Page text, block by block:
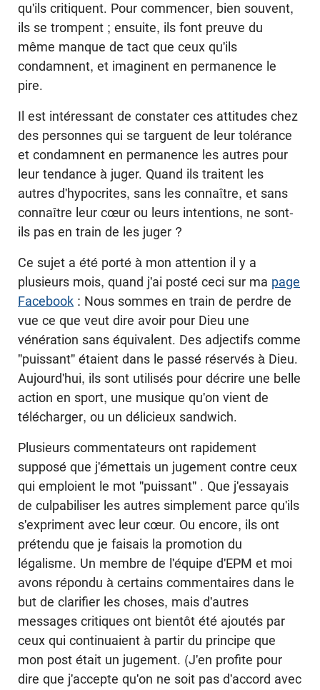
qu'ils critiquent. Pour commencer, bien souvent,
ils se trompent ; ensuite, ils font preuve du
même manque de tact que ceux qu'ils
condamnent, et imaginent en permanence le
pire.
Il est intéressant de constater ces attitudes chez
des personnes qui se targuent de leur tolérance
et condamnent en permanence les autres pour
leur tendance à juger. Quand ils traitent les
autres d'hypocrites, sans les connaître, et sans
connaître leur cœur ou leurs intentions, ne sont-
ils pas en train de les juger ?
Ce sujet a été porté à mon attention il y a
plusieurs mois, quand j'ai posté ceci sur ma page
Facebook : Nous sommes en train de perdre de
vue ce que veut dire avoir pour Dieu une
vénération sans équivalent. Des adjectifs comme
"puissant" étaient dans le passé réservés à Dieu.
Aujourd'hui, ils sont utilisés pour décrire une belle
action en sport, une musique qu'on vient de
télécharger, ou un délicieux sandwich.
Plusieurs commentateurs ont rapidement
supposé que j'émettais un jugement contre ceux
qui emploient le mot "puissant" . Que j'essayais
de culpabiliser les autres simplement parce qu'ils
s'expriment avec leur cœur. Ou encore, ils ont
prétendu que je faisais la promotion du
légalisme. Un membre de l'équipe d'EPM et moi
avons répondu à certains commentaires dans le
but de clarifier les choses, mais d'autres
messages critiques ont bientôt été ajoutés par
ceux qui continuaient à partir du principe que
mon post était un jugement. (J'en profite pour
dire que j'accepte qu'on ne soit pas d'accord avec